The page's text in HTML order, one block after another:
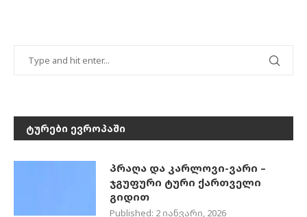
ᲢᲣᲠᲔᲑᲘ ᲔᲕᲠᲝᲞᲐᲨᲘ
პრაღა და კარლოვი-ვარი –
ჯგუფური ტური ქართველი
გიდით
Published: 2 იანვარი, 2026